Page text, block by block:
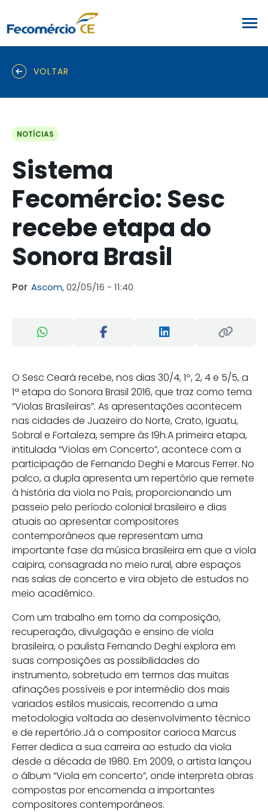
VOLTAR
NOTÍCIAS
Sistema
Fecomércio: Sesc
recebe etapa do
Sonora Brasil
Por Ascom,02/05/16 - 11:40
O Sesc Ceará recebe, nos dias 30/4, 1º, 2, 4 e 5/5, a
1ª etapa do Sonora Brasil 2016, que traz como tema
“Violas Brasileiras”. As apresentações acontecem
nas cidades de Juazeiro do Norte, Crato, Iguatu,
Sobral e Fortaleza, sempre às 19h.A primeira etapa,
intitulada “Violas em Concerto”, acontece com a
participação de Fernando Deghi e Marcus Ferrer. No
palco, a dupla apresenta um repertório que remete
à história da viola no País, proporcionando um
passeio pelo período colonial brasileiro e dias
atuais ao apresentar compositores
contemporâneos que representam uma
importante fase da música brasileira em que a viola
caipira, consagrada no meio rural, abre espaços
nas salas de concerto e vira objeto de estudos no
meio acadêmico.
Com um trabalho em torno da composição,
recuperação, divulgação e ensino de viola
brasileira, o paulista Fernando Deghi explora em
suas composições as possibilidades do
instrumento, sobretudo em termos das muitas
afinações possíveis e por intermédio dos mais
variados estilos musicais, recorrendo a uma
metodologia voltada ao desenvolvimento técnico
e de repertório.Já o compositor carioca Marcus
Ferrer dedica a sua carreira ao estudo da viola
desde a década de 1980. Em 2009, o artista lançou
o álbum “Viola em concerto”, onde interpreta obras
compostas por encomenda a importantes
compositores contemporâneos.